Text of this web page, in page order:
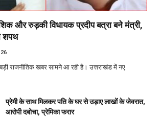
और रुड़की विधायक प्रदीप बत्रा बने मंत्री,
शपथ
राजनीतिक खबर सामने आ रही है। उत्तराखंड में नए
प्रेमी के साथ मिलकर पति के घर से उड़ाए लाखों के जेवरात,
आरोपी दबोचा, प्रेमिका फरार